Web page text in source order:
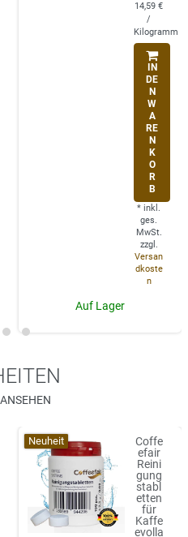
14,59 €
/
Kilogramm
IN
DE
N
W
A
RE
N
K
O
R
B
* inkl.
ges.
MwSt.
zzgl.
Versan
dkoste
n
Auf Lager
Neuheit
Coffe
efair
Reini
gung
stabl
etten
für
Kaffe
evolla